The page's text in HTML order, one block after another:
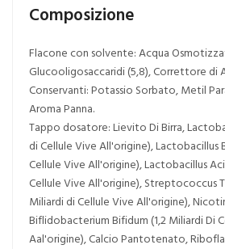
Composizione
Flacone con solvente: Acqua
Glucooligosaccaridi (5,8), Correttore di
Conservanti: Potassio Sorbato, Metil
Aroma Panna.
Tappo dosatore: Lievito Di Birra,
di Cellule Vive All'origine), Lactobacillus
Cellule Vive All'origine), Lactobacillus
Cellule Vive All'origine), Streptococcus
Miliardi di Cellule Vive All'origine),
Biflidobacterium Bifidum (1,2 Miliardi Di
Aal'origine), Calcio Pantotenato,